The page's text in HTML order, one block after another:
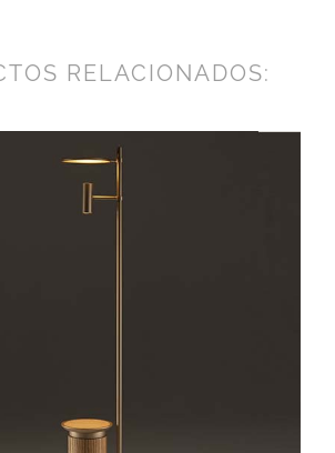
RELACIONADOS: